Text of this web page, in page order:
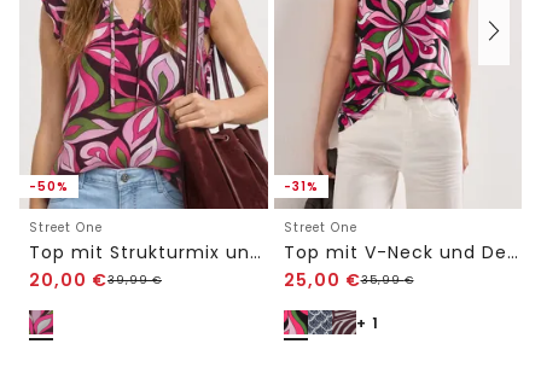
-50%
Street One
Top mit Strukturmix und Crochet-Details
20,00 €39,99€
-31%
Street One
Top mit V-Neck und Deko-Detail
25,00 €35,99€
+ 1